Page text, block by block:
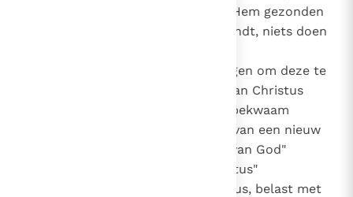
alles ontvangt van de Vader, die Hem gezonden
heeft, zo kunnen zij die Jezus zendt, niets doen
zendingsopdracht en het vermogen om deze te
vervullen krijgen. De apostelen van Christus
weten daarom dat zij door God bekwaam
gemaakt zijn "bedienaars te zijn van een nieuw
, "dienaars van God"
, "gezanten van Christus"
, "helpers van Christus, belast met